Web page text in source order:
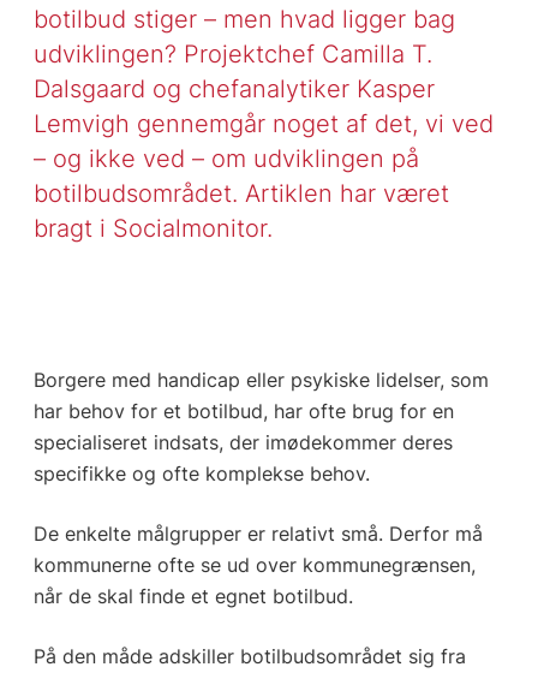
botilbud stiger – men hvad ligger bag
udviklingen? Projektchef Camilla T.
Dalsgaard og chefanalytiker Kasper
Lemvigh gennemgår noget af det, vi ved
– og ikke ved – om udviklingen på
botilbudsområdet. Artiklen har været
bragt i Socialmonitor.
Borgere med handicap eller psykiske lidelser, som
har behov for et botilbud, har ofte brug for en
specialiseret indsats, der imødekommer deres
specifikke og ofte komplekse behov.
De enkelte målgrupper er relativt små. Derfor må
kommunerne ofte se ud over kommunegrænsen,
når de skal finde et egnet botilbud.
På den måde adskiller botilbudsområdet sig fra